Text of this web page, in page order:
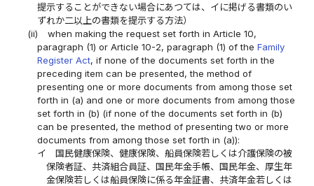
提示することができない場合にあつては、イに掲げる書類のい
ずれか二以上の書類を提示する方法）
(ii)
when making the request set forth in Article 10,
paragraph (1) or Article 10-2, paragraph (1) of the Family
Register Act, if none of the documents set forth in the
preceding item can be presented, the method of
presenting one or more documents from among those set
forth in (a) and one or more documents from among those
set forth in (b) (if none of the documents set forth in (b)
can be presented, the method of presenting two or more
documents from among those set forth in (a)):
イ
国民健康保険、健康保険、船員保険若しくは介護保険の被
保険者証、共済組合員証、国民年金手帳、国民年金、厚生年
金保険若しくは船員保険に係る年金証書、共済年金若しくは